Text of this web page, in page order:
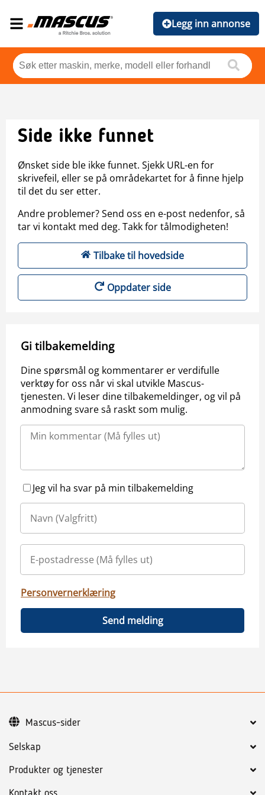
Legg inn annonse
Side ikke funnet
Ønsket side ble ikke funnet. Sjekk URL-en for
skrivefeil, eller se på områdekartet for å finne hjelp
til det du ser etter.
Andre problemer? Send oss en e-post nedenfor, så
tar vi kontakt med deg. Takk for tålmodigheten!
Tilbake til hovedside
Oppdater side
Gi tilbakemelding
Dine spørsmål og kommentarer er verdifulle
verktøy for oss når vi skal utvikle Mascus-
tjenesten. Vi leser dine tilbakemeldinger, og vil på
anmodning svare så raskt som mulig.
Jeg vil ha svar på min tilbakemelding
Personvernerklæring
Send melding
Selskap
Produkter og tjenester
Mascus-sider